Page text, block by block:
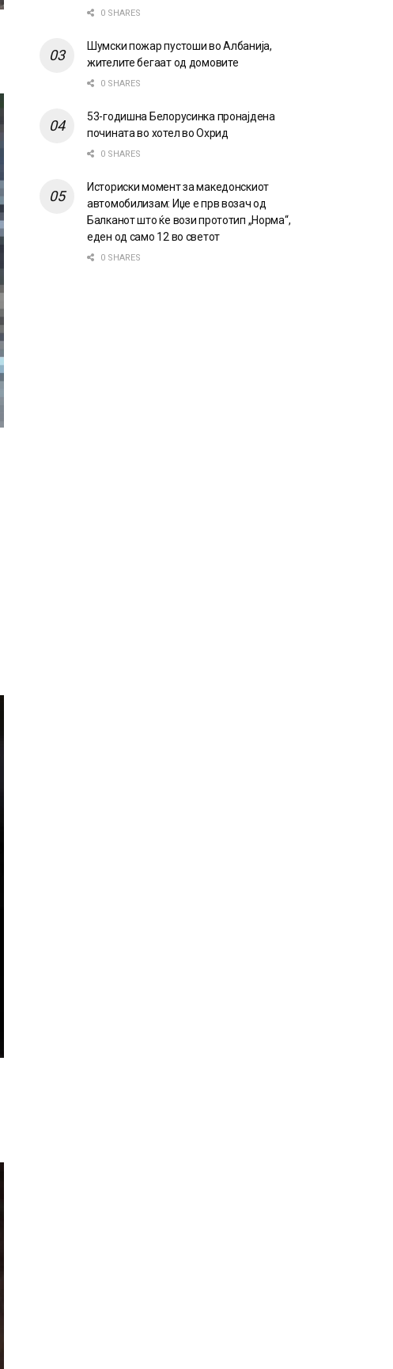
0 SHARES
Шумски пожар пустоши во Албанија,
жителите бегаат од домовите
0 SHARES
53-годишна Белорусинка пронајдена
почината во хотел во Охрид
0 SHARES
Историски момент за македонскиот
автомобилизам: Иџе е прв возач од
Балканот што ќе вози прототип „Норма“,
еден од само 12 во светот
0 SHARES